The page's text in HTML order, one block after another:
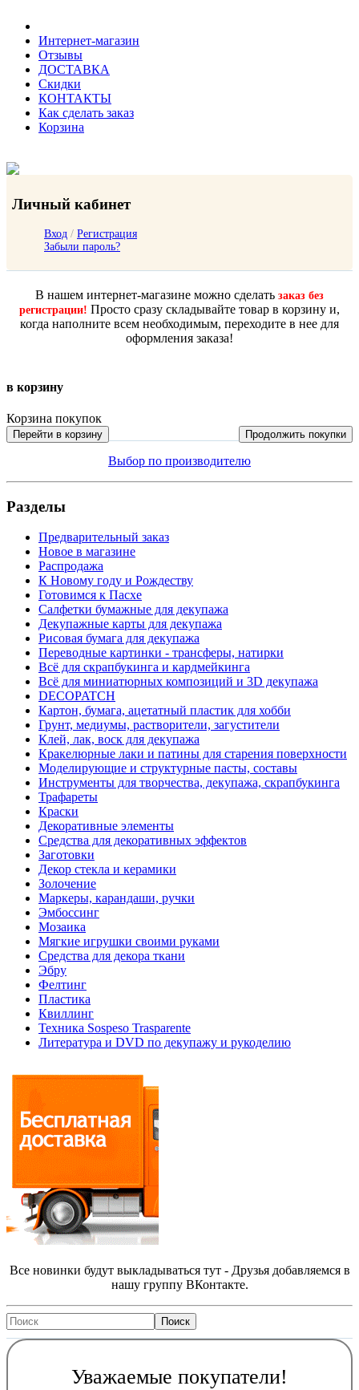
Интернет-магазин
Отзывы
ДОСТАВКА
Скидки
КОНТАКТЫ
Как сделать заказ
Корзина
Личный кабинет
Вход / Регистрация
Забыли пароль?
В нашем интернет-магазине можно сделать заказ без
регистрации! Просто сразу складывайте товар в корзину и,
когда наполните всем необходимым, переходите в нее для
оформления заказа!
в корзину
Корзина покупок
Перейти в корзину Продолжить покупки
Выбор по производителю
Разделы
Предварительный заказ
Новое в магазине
Распродажа
К Новому году и Рождеству
Готовимся к Пасхе
Салфетки бумажные для декупажа
Декупажные карты для декупажа
Рисовая бумага для декупажа
Переводные картинки - трансферы, натирки
Всё для скрапбукинга и кардмейкинга
Всё для миниатюрных композиций и 3D декупажа
DECOPATCH
Картон, бумага, ацетатный пластик для хобби
Грунт, медиумы, растворители, загустители
Клей, лак, воск для декупажа
Кракелюрные лаки и патины для старения поверхности
Моделирующие и структурные пасты, составы
Инструменты для творчества, декупажа, скрапбукинга
Трафареты
Краски
Декоративные элементы
Средства для декоративных эффектов
Заготовки
Декор стекла и керамики
Золочение
Маркеры, карандаши, ручки
Эмбоссинг
Мозаика
Мягкие игрушки своими руками
Средства для декора ткани
Эбру
Фелтинг
Пластика
Квиллинг
Техника Sospeso Trasparente
Литература и DVD по декупажу и рукоделию
Все новинки будут выкладываться тут - Друзья добавляемся в
нашу группу ВКонтакте.
Уважаемые покупатели!